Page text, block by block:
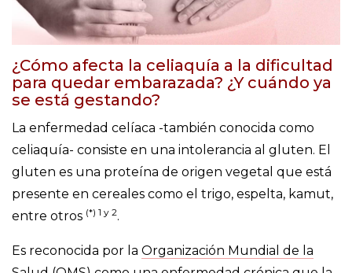
¿Cómo afecta la celiaquía a la dificultad
para quedar embarazada? ¿Y cuándo ya
se está gestando?
La enfermedad celíaca -también conocida como
celiaquía- consiste en una intolerancia al gluten. El
gluten es una proteína de origen vegetal que está
presente en cereales como el trigo, espelta, kamut,
entre otros (*) 1 y 2.
Es reconocida por la Organización Mundial de la